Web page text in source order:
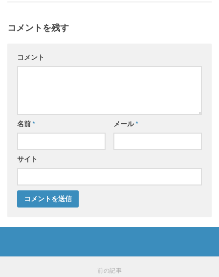
コメントを残す
コメント
名前* メール*
サイト
前の記事